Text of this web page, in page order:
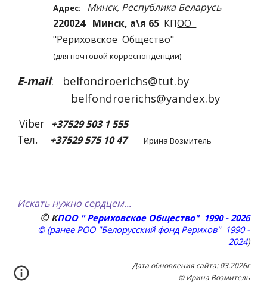
Адрес:
Минск, Республика Беларусь
220024 Минск, а\я 65 КПОО
"Рериховское Общество"
(для почтовой корреспонденции)
E-mail: belfondroerichs@tut.by
belfondroerichs@yandex.by
Viber +37529 503 1 555
Тел. +37529 575 10 47 Ирина Возмитель
Искать нужно сердцем...
© КПОО " Рериховское Общество" 1990 - 2026
©(ранее РОО "Белорусский фонд Рерихов" 1990 -
2024)
Дата обновления сайта:03.2026г
© Ирина Возмитель